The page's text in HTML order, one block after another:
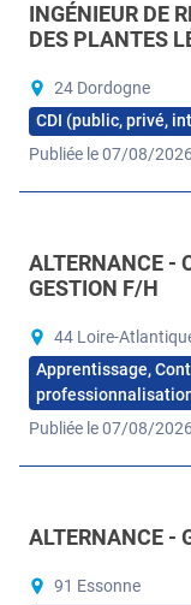
INGÉNIEUR DE
DES PLANTES
24 Dordogne
CDI (public, privé,
Publiée le 07/08/2026
ALTERNANCE -
GESTION F/H
44 Loire-
Apprentissage,
Publiée le 07/08/2026
ALTERNANCE -
91 Essonne